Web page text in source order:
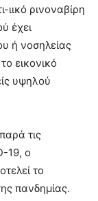
ιικό ρινοναβίρη
έχει
ή νοσηλείας
εικονικό
υψηλού
τις
19, ο
το
πανδημίας.